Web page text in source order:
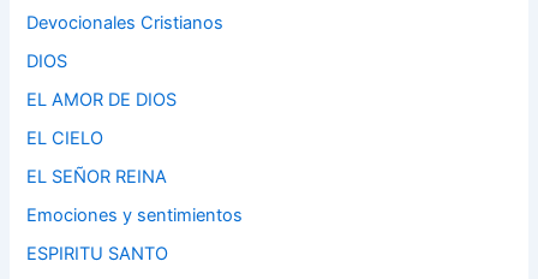
Devocionales Cristianos
DIOS
EL AMOR DE DIOS
EL CIELO
EL SEÑOR REINA
Emociones y sentimientos
ESPIRITU SANTO